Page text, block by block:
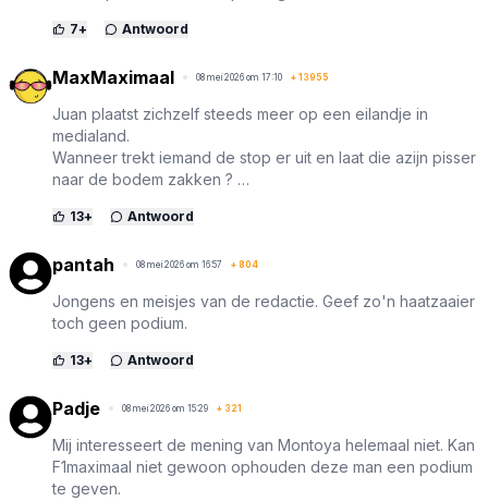
7+ Antwoord
MaxMaximaal 08 mei 2026 om 17:10 + 13955
Juan plaatst zichzelf steeds meer op een eilandje in
medialand.
Wanneer trekt iemand de stop er uit en laat die azijn pisser
naar de bodem zakken ? …
13+ Antwoord
pantah 08 mei 2026 om 16:57 + 804
Jongens en meisjes van de redactie. Geef zo'n haatzaaier
toch geen podium.
13+ Antwoord
Padje 08 mei 2026 om 15:29 + 321
Mij interesseert de mening van Montoya helemaal niet. Kan
F1maximaal niet gewoon ophouden deze man een podium
te geven.